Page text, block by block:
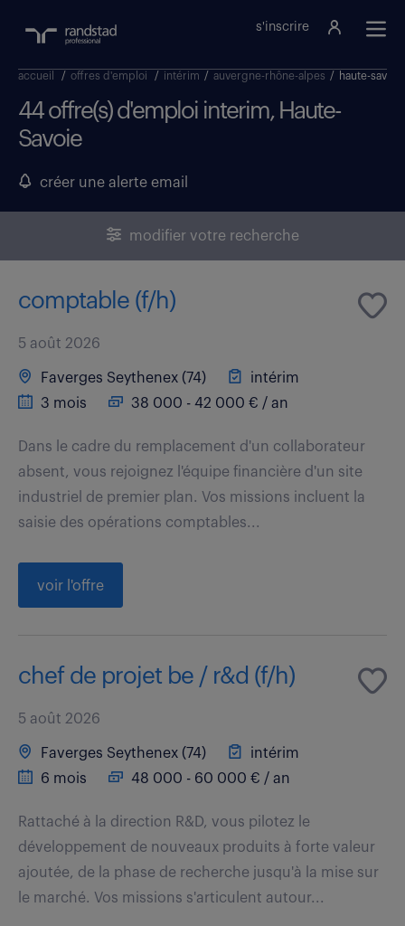
s'inscrire
accueil / offres d'emploi / intérim / auvergne-rhône-alpes / haute-savoie
44 offre(s) d'emploi interim, Haute-
Savoie
créer une alerte email
modifier votre recherche
comptable (f/h)
5 août 2026
Faverges Seythenex (74)
intérim
3 mois
38 000 - 42 000 € / an
Dans le cadre du remplacement d'un collaborateur
absent, vous rejoignez l'équipe financière d'un site
industriel de premier plan. Vos missions incluent la
saisie des opérations comptables...
voir l'offre
chef de projet be / r&d (f/h)
5 août 2026
Faverges Seythenex (74)
intérim
6 mois
48 000 - 60 000 € / an
Rattaché à la direction R&D, vous pilotez le
développement de nouveaux produits à forte valeur
ajoutée, de la phase de recherche jusqu'à la mise sur
le marché. Vos missions s'articulent autour...